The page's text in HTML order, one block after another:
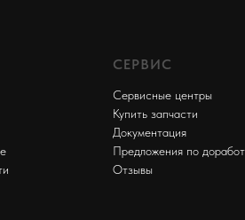
СЕРВИС
Сервисные центры
Купить запчасти
Документация
Предложения по
Отзывы